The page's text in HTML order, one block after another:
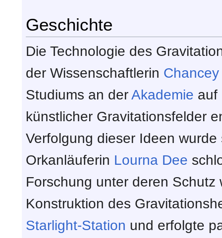
Geschichte
Die Technologie des
der Wissenschaftlerin Chancey
Studiums an derAkademie auf
künstlicher Gravitationsfelder
Verfolgung dieser Ideen
Orkanläuferin Lourna Dee
Forschung unter deren Schutz
Konstruktion des
Starlight-Station und erfolgte